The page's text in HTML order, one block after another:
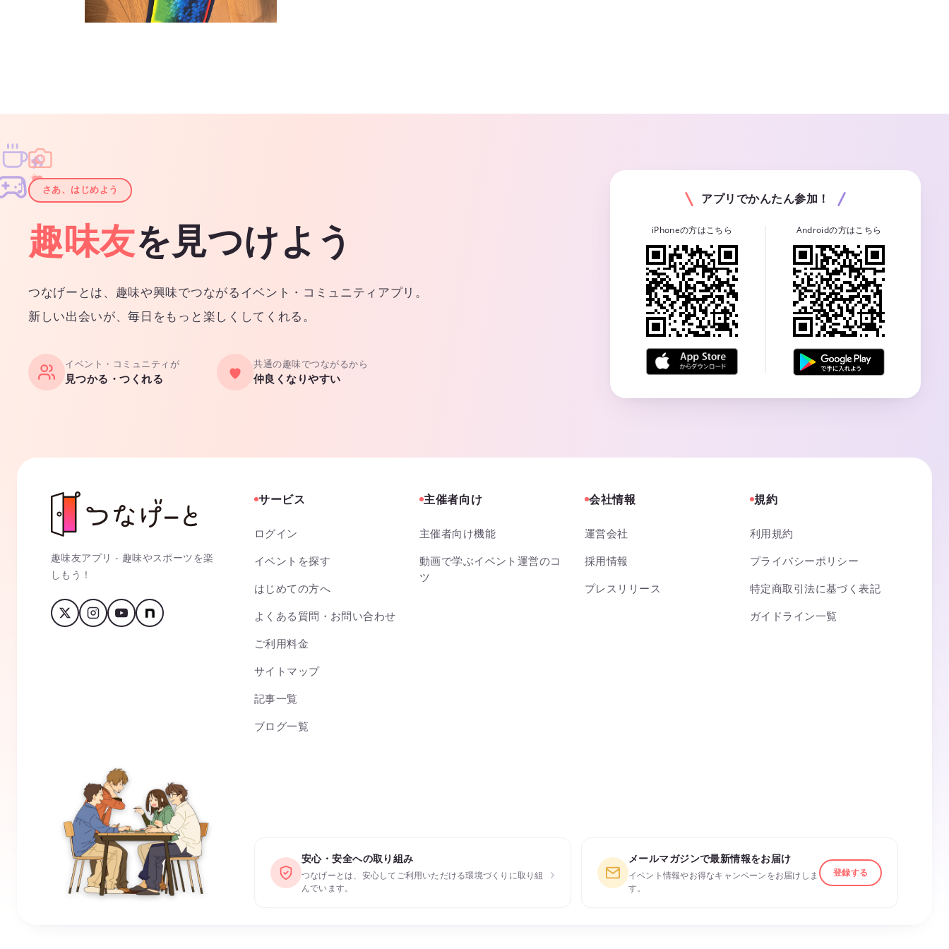
✦
✦
✧
✧
♪
♫
さあ、はじめよう
趣味友を見つけよう
つなげーとは、趣味や興味でつながるイベント・コミュニティアプリ。
新しい出会いが、毎日をもっと楽しくしてくれる。
イベント・コミュニティが
見つかる・つくれる
共通の趣味でつながるから
仲良くなりやすい
アプリでかんたん参加！
iPhoneの方はこちら Androidの方はこちら
趣味友アプリ - 趣味やスポーツを楽
しもう！
サービス
ログイン
イベントを探す
はじめての方へ
よくある質問・お問い合わせ
ご利用料金
サイトマップ
記事一覧
ブログ一覧
主催者向け
主催者向け機能
動画で学ぶイベント運営のコ
ツ
会社情報
運営会社
採用情報
プレスリリース
規約
利用規約
プライバシーポリシー
特定商取引法に基づく表記
ガイドライン一覧
安心・安全への取り組み
つなげーとは、安心してご利用いただける環境づくりに取り組
んでいます。
›
メールマガジンで最新情報をお届け
イベント情報やお得なキャンペーンをお届けしま
す。
登録する